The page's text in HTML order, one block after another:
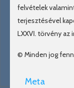
felvételek
terjesztésével
LXXVI. törvény az
© Minden jog
Meta